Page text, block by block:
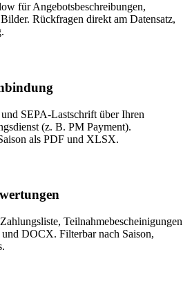
für Angebotsbeschreibungen,
Rückfragen direkt am Datensatz,
SEPA-Lastschrift über Ihren
(z. B. PM Payment).
als PDF und XLSX.
Teilnahmebescheinigungen
DOCX. Filterbar nach Saison,